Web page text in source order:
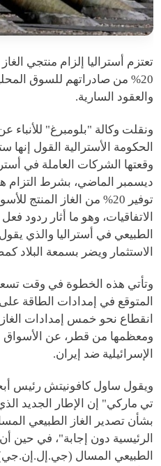
تعتزم أستراليا إلزام منتجي
20% من صادراتهم للسوق
والعقود السارية.
ونقلت وكالة "بلومبرغ"
الحكومة الأسترالية القول
ديسمبر الماضي، بشرط
توفير 20% من الغاز المنتج
الاتفاقيات، وهو ما أثار ردود
الطبيعي في أستراليا والذي
الاستثمار ويضر بسمعة البلاد
وتأتي هذه الخطوة في وقت
المتوقع في إمدادات الطاقة
انقطاع نحو خمس إمدادات الغاز
ومعظمها من قطر، عن الأسواق
الإسرائيلية ضد إيران.
ويقول ساول كافونيتش رئيس
تي ماركي" إن الإطار الجديد
بشأن تصدير الغاز الطبيعي
الرئيسية دون إجابة"، في حين
الطبيعي المسال